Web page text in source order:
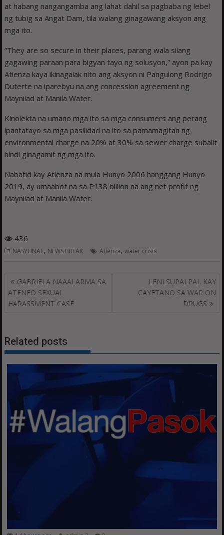
at habang nangangamba ang lahat dahil sa pagbaba ng lebel
ng tubig sa Angat Dam, tila walang ginagawang aksyon ang
mga ito.
“They are so secure in their places, parang wala silang
gagawing paraan para bigyan tayo ng solusyon,” ayon pa kay
Atienza kaya ikinagalak nito ang aksyon ni Pangulong Rodrigo
Duterte na iparebyu na ang concession agreement ng
Maynilad at Manila Water.
Kinolekta na umano mga ito sa mga consumers ang perang
ipantatayo sa mga pasilidad na ito sa pamamagitan ng
environmental charge na 20% at 30% sa sewer charge subalit
hindi ginagamit ng mga ito.
Nabatid kay Atienza na mula Hunyo 2006 hanggang Hunyo
2019, ay umaabot na sa P138 billion na ang net profit ng
Maynilad at Manila Water.
436
NASYUNAL, NEWS BREAK Atienza,water crisis
Post
navigation
GABRIELA NAAALARMA SA
ATENEO SEXUAL
HARASSMENT CASE
LENI SUPALPAL KAY
CAYETANO SA WAR ON
DRUGS
Related posts